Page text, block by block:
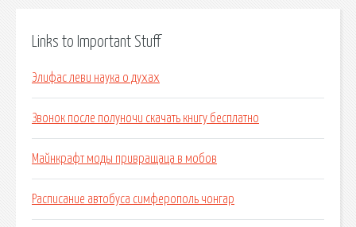
Links to Important Stuff
Элифас леви наука о духах
Звонок после полуночи скачать книгу бесплатно
Майнкрафт моды привращаца в мобов
Расписание автобуса симферополь чонгар